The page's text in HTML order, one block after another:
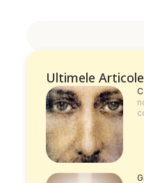
Ultimele Articole